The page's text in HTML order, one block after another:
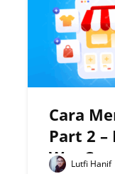
Cara
Part 2 –
Lutfi Hanif